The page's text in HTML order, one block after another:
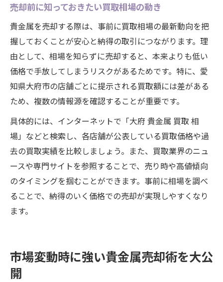
売却前に知っておきたい買取相場の動き
貴金属を売却する際は、事前に買取相場の最新動向を把
握しておくことが安心と納得の取引につながります。理
由として、相場を知らずに売却すると、本来よりも低い
価格で手放してしまうリスクがあるためです。特に、愛
知県大府市の店舗ごとに提示される買取額には差がある
ため、複数の情報源を確認することが重要です。
具体的には、インターネットで「大府 貴金属 買取 相
場」などと検索し、各店舗が公表している買取価格や過
去の買取実績を比較しましょう。また、買取業界のニュ
ースや専門サイトを参照することで、売り時や高値傾向
のタイミングを掴むことができます。事前に相場を調べ
ることで、納得のいく価格での売却が実現しやすくなり
ます。
市場変動時に強い貴金属売却術を大公
開